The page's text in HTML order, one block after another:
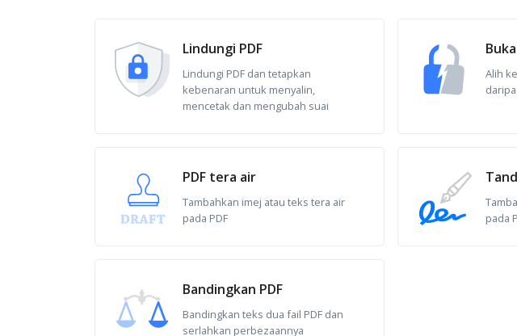
Lindungi PDF
Lindungi PDF dan tetapkan
kebenaran untuk menyalin,
mencetak dan mengubah suai
Alih
PDF tera air
Tambahkan imej atau teks tera air
pada PDF
pada
Bandingkan PDF
Bandingkan teks dua fail PDF dan
serlahkan perbezaannya